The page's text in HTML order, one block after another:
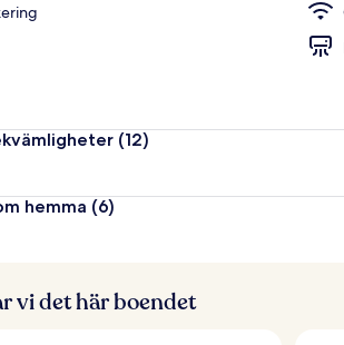
(12)
hemma (6)
vi det här boendet